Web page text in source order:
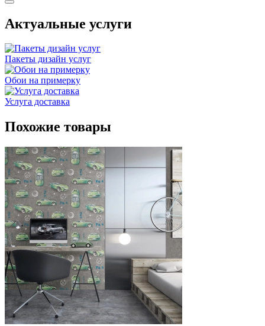
Актуальные услуги
Пакеты дизайн услуг
Обои на примерку
Услуга доставка
Похожие товары